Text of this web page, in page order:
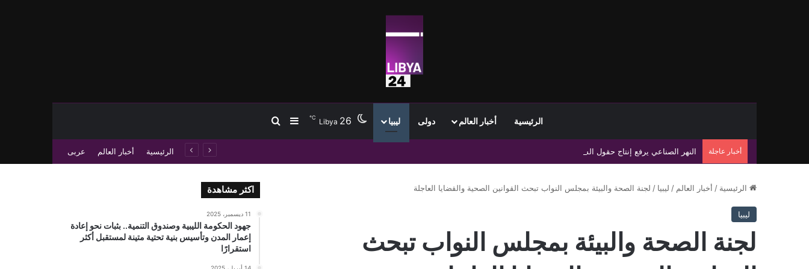
الرئيسية أخبار العالم دولى ليبيا Libya 26
℃ إضافة عمود جانبي
بحث عن
أخبار عاجلة النهر الصناعي يرفع إنتاج حقول السرير وتازربو لأكثر من مليون متر مكعب يوميًا ويستهدف 1.2 مليون الرئيسية أخبار العالم عربى
الرئيسية / أخبار العالم / ليبيا / لجنة الصحة والبيئة بمجلس النواب تبحث القوانين الصحية والقضايا العاجلة
ليبيا
لجنة الصحة والبيئة بمجلس النواب تبحث
اكثر مشاهدة
11 ديسمبر، 2025
جهود الحكومة الليبية وصندوق التنمية.. بثبات نحو إعادة
إعمار المدن وتأسيس بنية تحتية متينة لمستقبل أكثر
استقرارًا